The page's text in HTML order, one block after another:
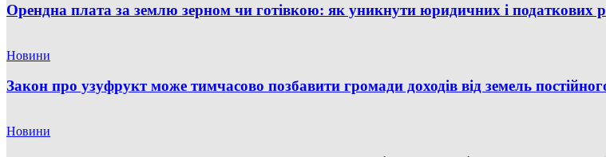
Орендна плата за землю зерном чи готівкою: як уникнути юридичних і податкових
Новини
Закон про узуфрукт може тимчасово позбавити громади доходів від земель
Новини